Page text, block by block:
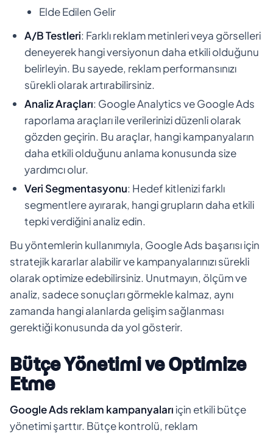
Elde Edilen Gelir
A/B Testleri: Farklı reklam metinleri veya görselleri
deneyerek hangi versiyonun daha etkili olduğunu
belirleyin. Bu sayede, reklam performansınızı
sürekli olarak artırabilirsiniz.
Analiz Araçları: Google Analytics ve Google Ads
raporlama araçları ile verilerinizi düzenli olarak
gözden geçirin. Bu araçlar, hangi kampanyaların
daha etkili olduğunu anlama konusunda size
yardımcı olur.
Veri Segmentasyonu: Hedef kitlenizi farklı
segmentlere ayırarak, hangi grupların daha etkili
tepki verdiğini analiz edin.
Bu yöntemlerin kullanımıyla, Google Ads başarısı için
stratejik kararlar alabilir ve kampanyalarınızı sürekli
olarak optimize edebilirsiniz. Unutmayın, ölçüm ve
analiz, sadece sonuçları görmekle kalmaz, aynı
zamanda hangi alanlarda gelişim sağlanması
gerektiği konusunda da yol gösterir.
Bütçe Yönetimi ve Optimize
Etme
Google Ads reklam kampanyalarıiçin etkili bütçe
yönetimi şarttır. Bütçe kontrolü, reklam